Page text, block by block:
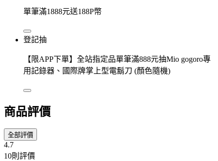
單筆滿1888元送188P幣
登記抽
【限APP下單】全站指定品單筆滿888元抽Mio gogoro專
用記錄器、國際牌掌上型電鬍刀 (顏色隨機)
商品評價
全部評價
4.7
10則評價